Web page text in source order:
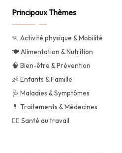
Principaux Thèmes
🏃 Activité physique & Mobilité
🍽️ Alimentation & Nutrition
🧠 Bien-être & Prévention
👶 Enfants & Famille
🩺 Maladies & Symptômes
💊 Traitements & Médecines
👨‍⚕️ Santé au travail